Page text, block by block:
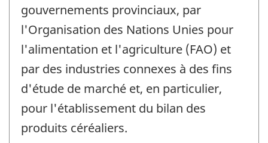
gouvernements provinciaux, par
l'Organisation des Nations Unies pour
l'alimentation et l'agriculture (FAO) et
par des industries connexes à des fins
d'étude de marché et, en particulier,
pour l'établissement du bilan des
produits céréaliers.